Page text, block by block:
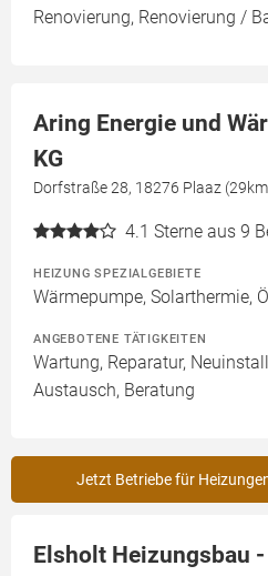
Renovierung, Renovierung /
Aring Energie und
KG
Dorfstraße 28, 18276 Plaaz
4.1 Sterne aus 9
HEIZUNG SPEZIALGEBIETE
Wärmepumpe, Solarthermie,
ANGEBOTENE TÄTIGKEITEN
Wartung, Reparatur,
Austausch, Beratung
Jetzt Betriebe für
Elsholt Heizungsbau -